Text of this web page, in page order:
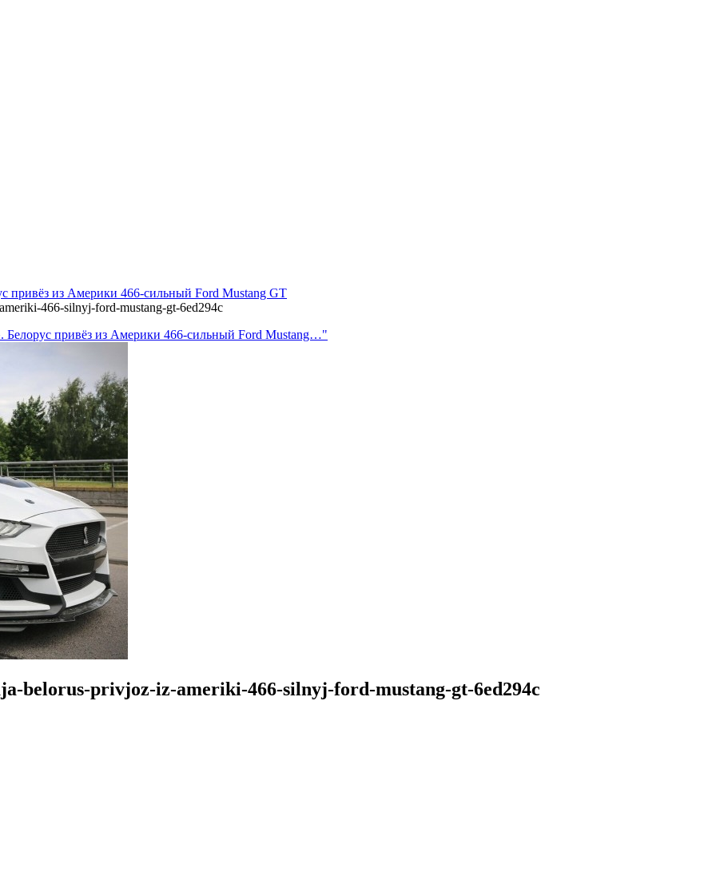
привёз из Америки 466-сильный Ford Mustang GT
466-silnyj-ford-mustang-gt-6ed294c
Белорус привёз из Америки 466-сильный Ford Mustang…"
belorus-privjoz-iz-ameriki-466-silnyj-ford-mustang-gt-6ed294c